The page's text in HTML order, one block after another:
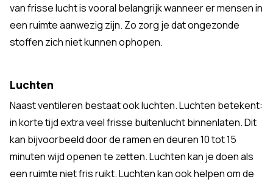
van frisse lucht is vooral belangrijk wanneer er mensen in
een ruimte aanwezig zijn. Zo zorg je dat ongezonde
stoffen zich niet kunnen ophopen.
Luchten
Naast ventileren bestaat ook luchten. Luchten betekent:
in korte tijd extra veel frisse buitenlucht binnenlaten. Dit
kan bijvoorbeeld door de ramen en deuren 10 tot 15
minuten wijd openen te zetten. Luchten kan je doen als
een ruimte niet fris ruikt. Luchten kan ook helpen om de